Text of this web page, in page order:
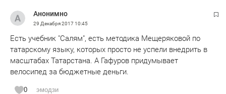
Анонимно
29 Декабря 201710:45
Есть учебник "Салям", есть методика Мещеряковой по
татарскому языку, которых просто не успели внедрить в
масштабах Татарстана. А Гафуров придумывает
велосипед за бюджетные деньги.
0 эмодзи